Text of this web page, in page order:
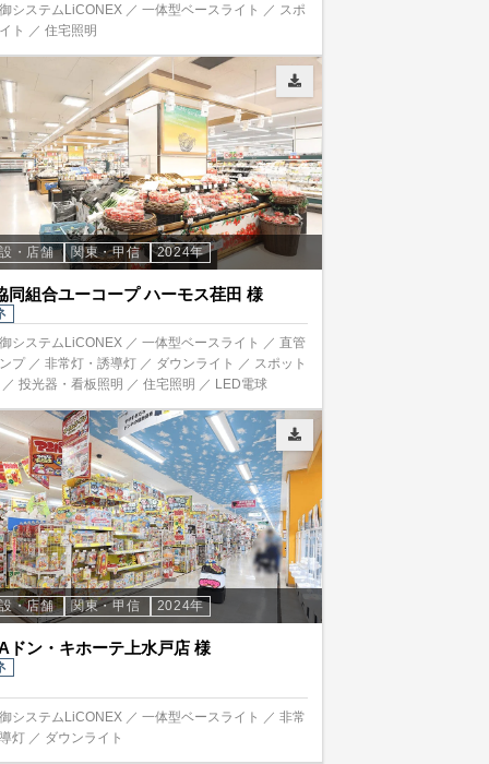
システムLiCONEX ／ 一体型ベースライト ／ スポ
ト ／ 住宅照明
・店舗 関東・甲信 2024年
同組合ユーコープ ハーモス荏田 様
システムLiCONEX ／ 一体型ベースライト ／ 直管
プ ／ 非常灯・誘導灯 ／ ダウンライト ／ スポット
投光器・看板照明 ／ 住宅照明 ／ LED電球
・店舗 関東・甲信 2024年
ドン・キホーテ上水戸店 様
システムLiCONEX ／ 一体型ベースライト ／ 非常
灯 ／ ダウンライト